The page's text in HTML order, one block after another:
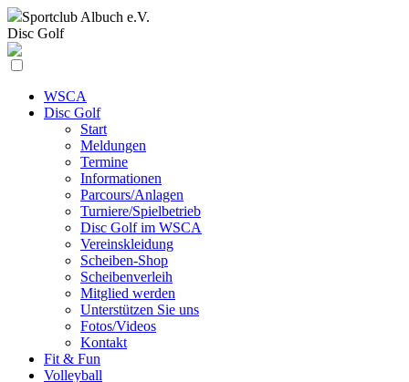
Sportclub Albuch e.V.
Disc Golf
WSCA
Disc Golf
Start
Meldungen
Termine
Informationen
Parcours/Anlagen
Turniere/Spielbetrieb
Disc Golf im WSCA
Vereinskleidung
Scheiben-Shop
Scheibenverleih
Mitglied werden
Unterstützen Sie uns
Fotos/Videos
Kontakt
Fit & Fun
Volleyball